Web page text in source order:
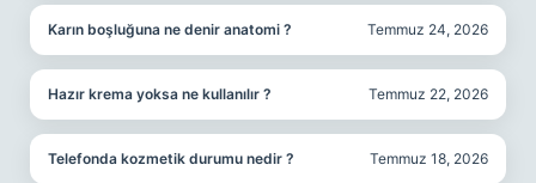
Karın boşluğuna ne denir anatomi ? Temmuz 24, 2026
Hazır krema yoksa ne kullanılır ? Temmuz 22, 2026
Telefonda kozmetik durumu nedir ? Temmuz 18, 2026